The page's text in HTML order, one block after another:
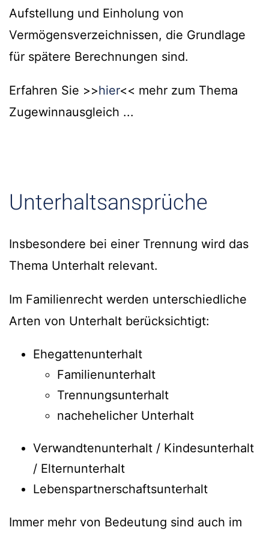
Aufstellung und Einholung von
Vermögensverzeichnissen, die Grundlage
für spätere Berechnungen sind.
Erfahren Sie >>hier<< mehr zum Thema
Zugewinnausgleich ...
Unterhaltsansprüche
Insbesondere bei einer Trennung wird das
Thema Unterhalt relevant.
Im Familienrecht werden unterschiedliche
Arten von Unterhalt berücksichtigt:
Ehegattenunterhalt
Familienunterhalt
Trennungsunterhalt
nachehelicher Unterhalt
Verwandtenunterhalt / Kindesunterhalt
/ Elternunterhalt
Lebenspartnerschaftsunterhalt
Immer mehr von Bedeutung sind auch im